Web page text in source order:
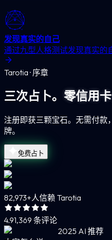
发现真实的自己
通过九型人格测试发现真实的
Tarotia · 序章
三次占卜。 零信用卡
注册即获三颗宝石。无需付
牌。
免费占卜
82,973+人信赖 Tarotia
4.91,369 条评论
2025 AI 推荐